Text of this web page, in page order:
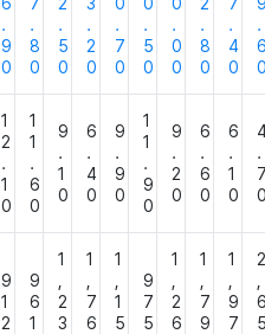
.
9
0
.
8
0
.
5
0
.
2
0
.
7
0
.
5
0
.
0
0
.
8
0
.
4
0
.
6
0
1
2
.
1
0
1
1
.
6
0
9
.
1
0
6
.
4
0
9
.
9
0
1
1
.
9
0
9
.
2
0
6
.
6
0
6
.
1
0
4
.
7
0
9
1
2
9
6
1
1
2
3
1
7
6
1
1
5
9
7
5
1
2
6
1
7
9
1
9
7
2
6
5